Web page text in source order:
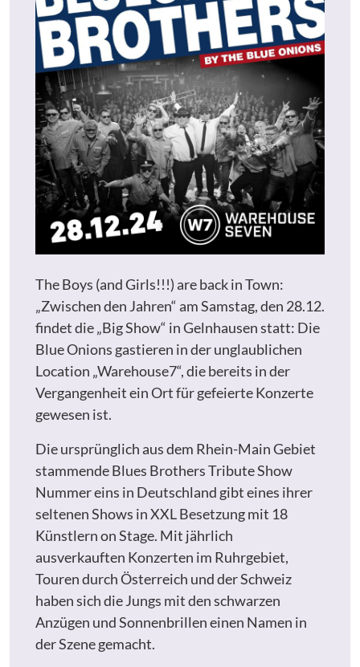
The Boys (and Girls!!!) are back in Town:
„Zwischen den Jahren“ am Samstag, den 28.12.
findet die „Big Show“ in Gelnhausen statt: Die
Blue Onions gastieren in der unglaublichen
Location „Warehouse7“, die bereits in der
Vergangenheit ein Ort für gefeierte Konzerte
gewesen ist.
Die ursprünglich aus dem Rhein-Main Gebiet
stammende Blues Brothers Tribute Show
Nummer eins in Deutschland gibt eines ihrer
seltenen Shows in XXL Besetzung mit 18
Künstlern on Stage. Mit jährlich
ausverkauften Konzerten im Ruhrgebiet,
Touren durch Österreich und der Schweiz
haben sich die Jungs mit den schwarzen
Anzügen und Sonnenbrillen einen Namen in
der Szene gemacht.